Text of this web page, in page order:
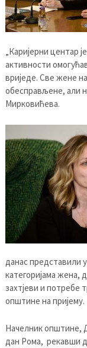
„Каријерни центар
активности
вриједе. Све жене
обесправљене, али
Мирковићева.
данас представили
категоријама жена,
захтјеви и потребе
општине на пријему.
Начелник општине,
дан Рома, рекавши